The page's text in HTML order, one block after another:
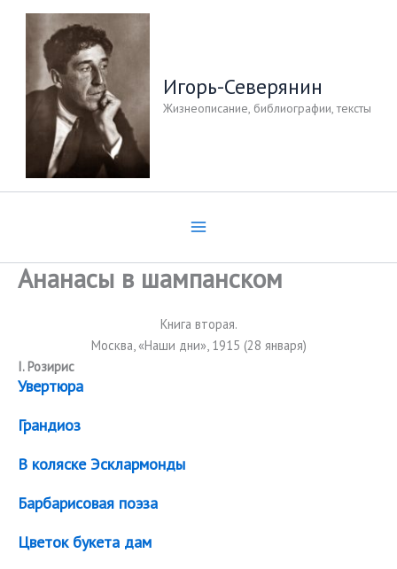
Перейти
содержимому
Игорь-Северянин
Жизнеописание, библиографии, тексты
Ананасы в шампанском
Книга вторая.
Москва, «Наши дни», 1915 (28 января)
I. Розирис
Увертюра
Грандиоз
В коляске Эсклармонды
Барбарисовая поэза
Цветок букета дам